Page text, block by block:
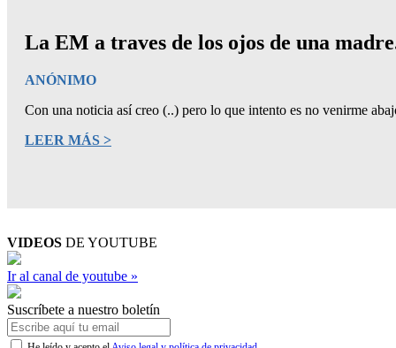
La EM a traves de los ojos de una
ANÓNIMO
Con una noticia así creo (..) pero lo que intento es no venirme
LEER MÁS >
VIDEOS DE YOUTUBE
Ir al canal de youtube »
Suscríbete a nuestro boletín